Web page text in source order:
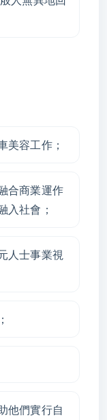
美容工作；
合商業運作
入社會；
人士事業視
他們實行自